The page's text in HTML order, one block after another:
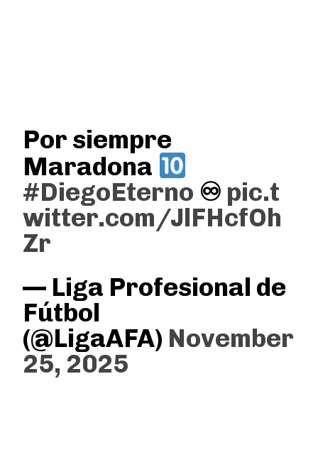
Por siempre
Maradona
#DiegoEterno ♾ pic.t
witter.com/JlFHcfOh
Zr
— Liga Profesional de
Fútbol
(@LigaAFA) November
25, 2025